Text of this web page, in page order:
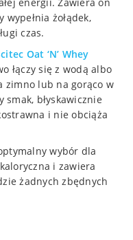
żołądek,
czas.
Oat ‘N’ Whey
łączy się z wodą albo
zimno lub na gorąco w
błyskawicznie
i nie obciąża
wybór dla
i zawiera
żadnych zbędnych